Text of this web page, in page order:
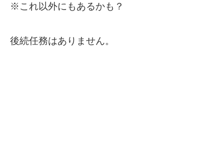
※これ以外にもあるかも？
後続任務はありません。